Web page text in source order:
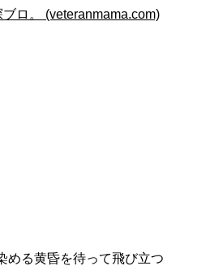
ロ。 (veteranmama.com)
める黄昏を待って飛び立つ